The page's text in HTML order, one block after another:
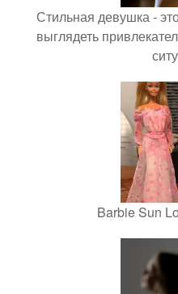
Стильная девушка -
выглядеть
Barbie Sun